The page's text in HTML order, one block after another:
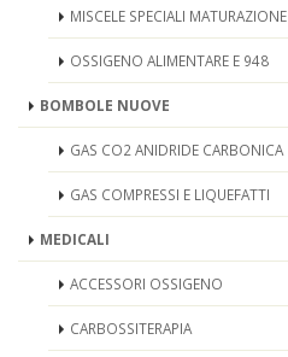
MISCELE SPECIALI MATURAZIONE
OSSIGENO ALIMENTARE E 948
BOMBOLE NUOVE
GAS CO2 ANIDRIDE CARBONICA
GAS COMPRESSI E LIQUEFATTI
MEDICALI
ACCESSORI OSSIGENO
CARBOSSITERAPIA